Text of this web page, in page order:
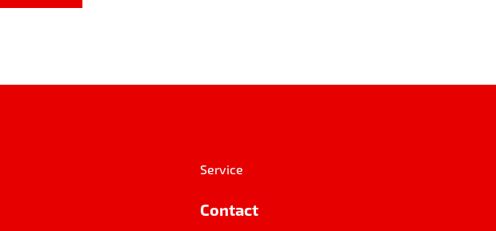
Service
Contact